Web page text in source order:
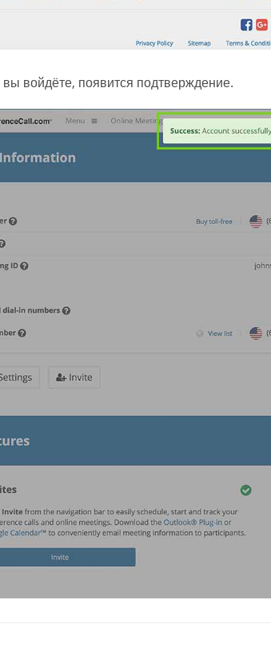
вы войдёте, появится подтверждение.